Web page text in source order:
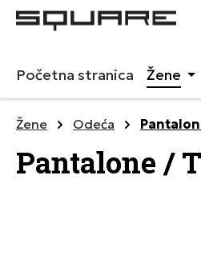
Preskoči na glavnu
Početna stranica Žene
Žene Odeća
Pantalone /